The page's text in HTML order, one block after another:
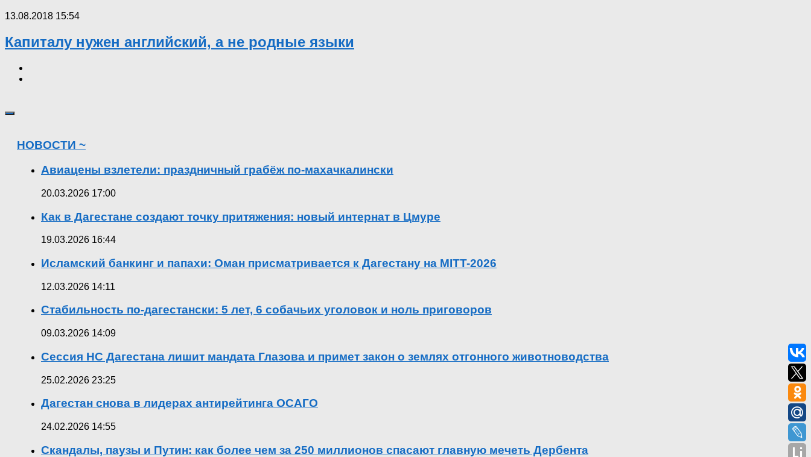
13.08.2018 15:54
Капиталу нужен английский, а не родные языки
НОВОСТИ ~
Авиацены взлетели: праздничный грабёж по-махачкалински
20.03.2026 17:00
Как в Дагестане создают точку притяжения: новый интернат в Цмуре
19.03.2026 16:44
Исламский банкинг и папахи: Оман присматривается к Дагестану на MITT-2026
12.03.2026 14:11
Стабильность по-дагестански: 5 лет, 6 собачьих уголовок и ноль приговоров
09.03.2026 14:09
Сессия НС Дагестана лишит мандата Глазова и примет закон о землях отгонного животноводства
25.02.2026 23:25
Дагестан снова в лидерах антирейтинга ОСАГО
24.02.2026 14:55
Скандалы, паузы и Путин: как более чем за 250 миллионов спасают главную мечеть Дербента